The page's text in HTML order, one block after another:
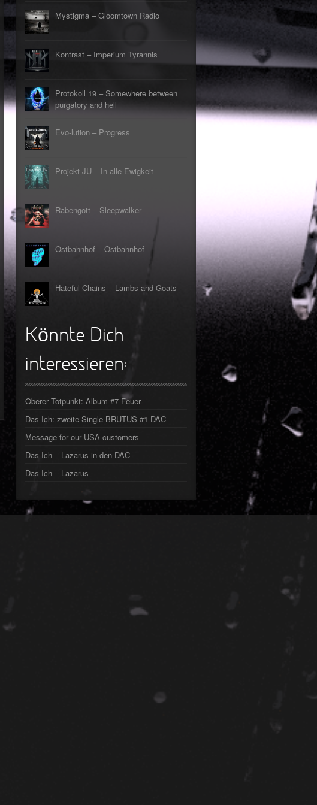
► Zeit verfliegt
Oberer Totpunkt
► Untergehen
Oberer Totpunkt
► Geisterfahrt
► Gevatter Tod
Oberer Totpunkt
►
►
►
►
►
►
►
►
►
►
Mystigma – Gloomtown Radio
Kontrast – Imperium Tyrannis
Protokoll 19 – Somewhere between
purgatory and hell
Evo-lution – Progress
Projekt JU – In alle Ewigkeit
Rabengott – Sleepwalker
Ostbahnhof – Ostbahnhof
Hateful Chains – Lambs and Goats
Könnte Dich
interessieren:
Oberer Totpunkt: Album #7 Feuer
Das Ich: zweite Single BRUTUS #1 DAC
Message for our USA customers
Das Ich – Lazarus in den DAC
Das Ich – Lazarus